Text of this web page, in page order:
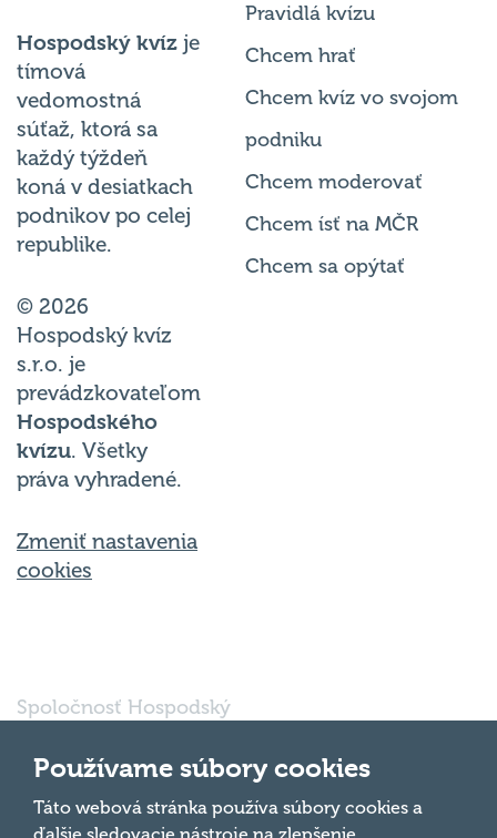
Hospodský kvíz je
tímová
vedomostná
súťaž, ktorá sa
každý týždeň
koná v desiatkach
podnikov po celej
republike.
© 2026
Hospodský kvíz
s.r.o. je
prevádzkovateľom
Hospodského
kvízu. Všetky
práva vyhradené.
Zmeniť nastavenia
cookies
Pravidlá kvízu
Chcem hrať
Chcem kvíz vo svojom
podniku
Chcem moderovať
Chcem ísť na MČR
Chcem sa opýtať
Spoločnosť Hospodský
sídlom Svätoplukova
16791/30, Bratislava
821 08, IČO: 56 763
697 je vedená pod
Používame súbory cookies
Táto webová stránka používa súbory cookies a